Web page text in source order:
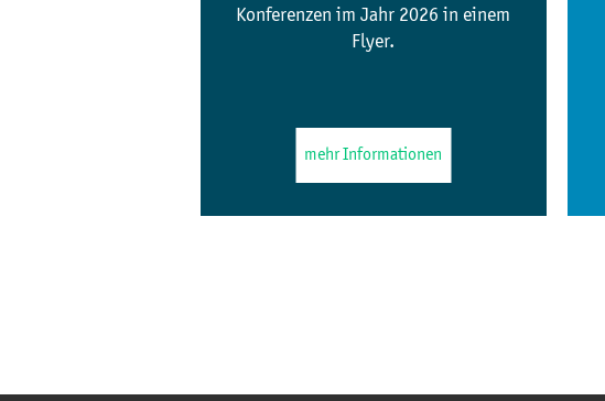
Konferenzen im Jahr 2026 in einem
Flyer.
mehr Informationen